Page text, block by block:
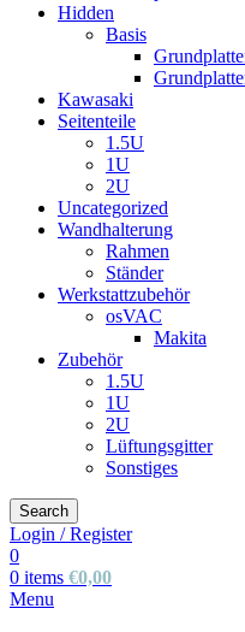
Hidden
Basis
Kawasaki
Seitenteile
1.5U
1U
2U
Uncategorized
Wandhalterung
Rahmen
Ständer
Werkstattzubehör
osVAC
Makita
Zubehör
1.5U
1U
2U
Lüftungsgitter
Sonstiges
Search
Login / Register
0
0 items €0,00
Menu